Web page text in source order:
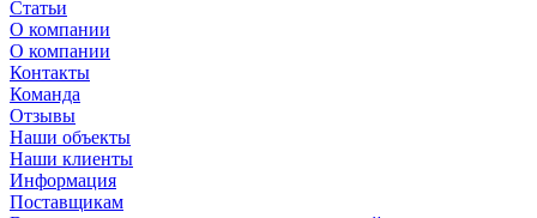
Статьи
О компании
О компании
Контакты
Команда
Отзывы
Наши объекты
Наши клиенты
Информация
Поставщикам